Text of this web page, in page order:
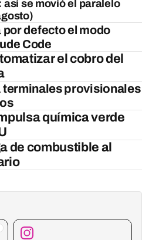
así se movió el paralelo
defecto el modo
Code
el cobro del
terminales provisionales
química verde
de combustible al